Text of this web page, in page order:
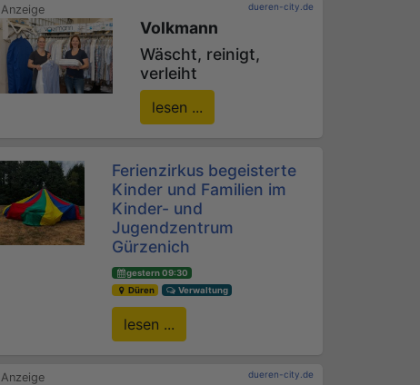
dueren-city.de
Volkmann
Wäscht, reinigt,
verleiht
lesen ...
Ferienzirkus begeisterte
Kinder und Familien im
Kinder- und
Jugendzentrum
Gürzenich
gestern 09:30
Düren
Verwaltung
lesen ...
dueren-city.de